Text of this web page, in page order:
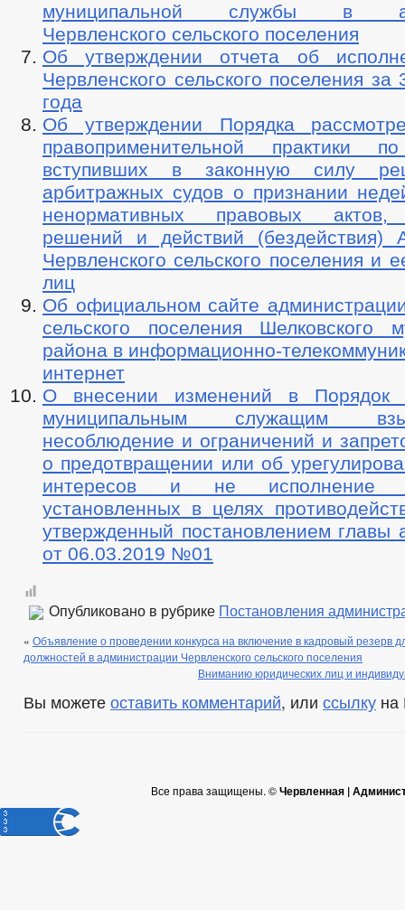
муниципальной службы в
Червленского сельского поселения
Об утверждении отчета об
Червленского сельского поселения за
года
Об утверждении Порядка
правоприменительной практики
вступивших в законную силу
арбитражных судов о признании
ненормативных правовых актов,
решений и действий (бездействия)
Червленского сельского поселения и
лиц
Об официальном сайте
сельского поселения Шелковского
района в информационно-
интернет
О внесении изменений в Порядок
муниципальным служащим
несоблюдение и ограничений и
о предотвращении или об
интересов и не исполнение
установленных в целях
утвержденный постановлением главы
от 06.03.2019 №01
Опубликовано в рубрике Постановления
« Объявление о проведении конкурса на включение в кадровый резерв
должностей в администрации Червленского сельского поселения
Вниманию юридических лиц и
Вы можете оставить комментарий, или ссылку на
Все права защищены. ©Червленная |